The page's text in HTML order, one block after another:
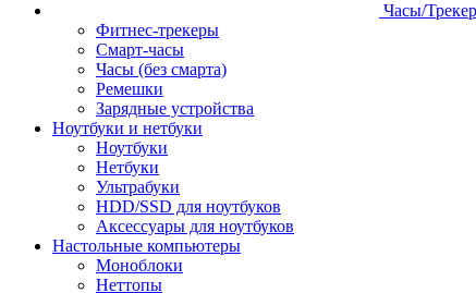
Часы/
Фитнес-трекеры
Смарт-часы
Часы (без смарта)
Ремешки
Зарядные устройства
Ноутбуки и нетбуки
Ноутбуки
Нетбуки
Ультрабуки
HDD/SSD для ноутбуков
Аксессуары для ноутбуков
Настольные компьютеры
Моноблоки
Неттопы